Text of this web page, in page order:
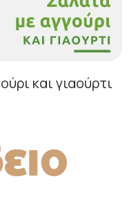
και γιαούρτι